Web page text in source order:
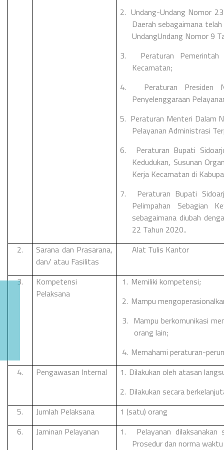
2. Undang-Undang Nomor
Daerah sebagaimana
UndangUndang Nomor 9
3.
Peraturan
Kecamatan;
4.
Peraturan
Penyelenggaraan
5. Peraturan Menteri Dalam
Pelayanan Administrasi
6.
Peraturan Bupati
Kedudukan, Susunan
Kerja Kecamatan di
7.
Peraturan Bupati
Pelimpahan Sebagian
sebagaimana diubah
22 Tahun 2020..
2.
Sarana dan Prasarana,
dan/ atau Fasilitas
Alat Tulis Kantor
3.
Kompetensi
Pelaksana
1. Memiliki kompetensi;
2. Mampu
3. Mampu berkomunikasi
orang lain;
4. Memahami peraturan-
4.
Pengawasan Internal 1. Dilakukan oleh atasan
2. Dilakukan secara
5.
Jumlah Pelaksana
1 (satu) orang
6.
Jaminan Pelayanan 1.
Pelayanan
Prosedur dan norma